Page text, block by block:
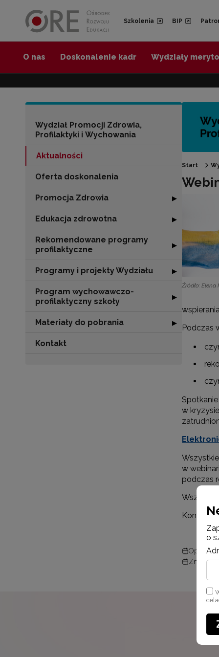
Szkolenia BIP
O nas Doskonalenie kadr Wydziały
Wydział Promocji Zdrowia,
Profilaktyki i Wychowania
Aktualności
Oferta doskonalenia
Promocja Zdrowia Rozwiń sekcję
▶
Edukacja zdrowotna Rozwiń sekcję
▶
Rekomendowane programy
profilaktyczne
Rozwiń sekcję
▶
Programy i projekty Wydziału Rozwiń sekcję
▶
Program wychowawczo-
profilaktyczny szkoły
Rozwiń sekcję
▶
Materiały do pobrania Rozwiń sekcję
▶
Kontakt
Start
Źródło:
Podczas
w
w
podczas
Kontakt:
o